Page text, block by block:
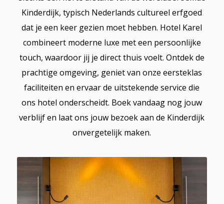
Kinderdijk, typisch Nederlands cultureel erfgoed
dat je een keer gezien moet hebben. Hotel Karel
combineert moderne luxe met een persoonlijke
touch, waardoor jij je direct thuis voelt. Ontdek de
prachtige omgeving, geniet van onze eersteklas
faciliteiten en ervaar de uitstekende service die
ons hotel onderscheidt. Boek vandaag nog jouw
verblijf en laat ons jouw bezoek aan de Kinderdijk
onvergetelijk maken.